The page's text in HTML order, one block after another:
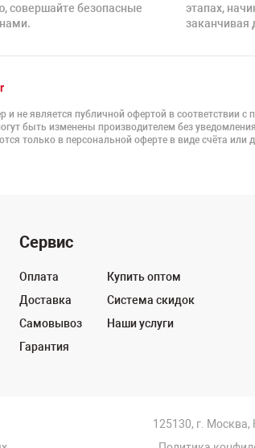
совершайте безопасные
этапах,
заканчивая
не является публичной офертой в соответствии
быть изменены производителем без
только в персональной оферте в виде счёта или
Сервис
Оплата
Доставка
Самовывоз
Гарантия
Купить оптом
Система скидок
Наши услуги
125130, г. Москва,